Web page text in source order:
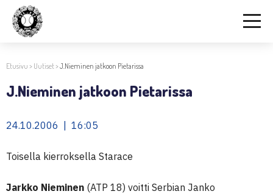
Etusivu > Uutiset>J.Nieminen jatkoon Pietarissa
J.Nieminen jatkoon Pietarissa
24.10.2006 | 16:05
Toisella kierroksella Starace
Jarkko Nieminen (ATP 18) voitti Serbian Janko